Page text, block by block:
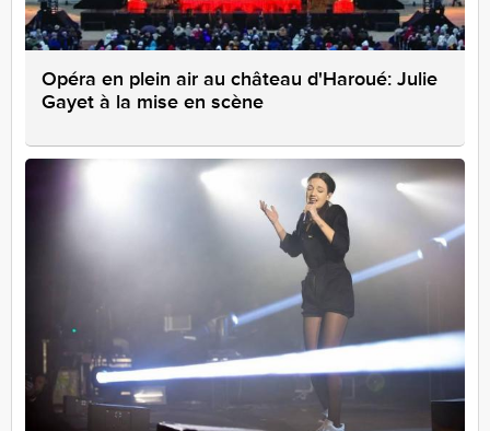
Opéra en plein air au château d'Haroué: Julie
Gayet à la mise en scène